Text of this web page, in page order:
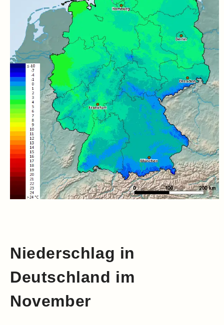
Niederschlag in
Deutschland im
November